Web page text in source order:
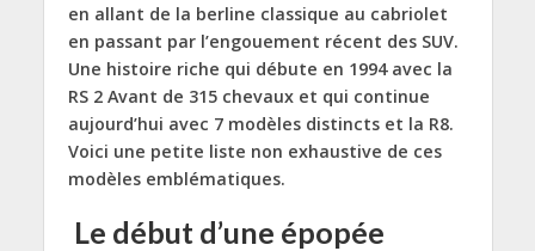
en allant de la berline classique au cabriolet
en passant par l’engouement récent des SUV.
Une histoire riche qui débute en 1994 avec la
RS 2 Avant de 315 chevaux et qui continue
aujourd’hui avec 7 modèles distincts et la R8.
Voici une petite liste non exhaustive de ces
modèles emblématiques.
Le début d’une épopée